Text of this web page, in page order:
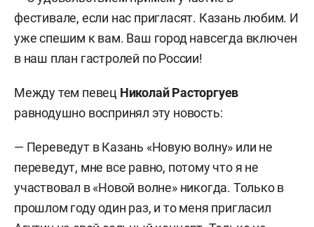
фестивале, если нас пригласят. Казань любим. И
уже спешим к вам. Ваш город навсегда включен
в наш план гастролей по России!
Между тем певец Николай Расторгуев
равнодушно воспринял эту новость:
— Переведут в Казань «Новую волну» или не
переведут, мне все равно, потому что я не
участвовал в «Новой волне» никогда. Только в
прошлом году один раз, и то меня пригласил